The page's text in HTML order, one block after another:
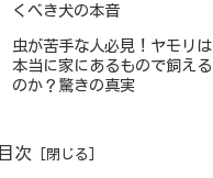
くべき犬の本音
虫が苦手な人必見！ヤモリは
本当に家にあるもので飼える
のか？驚きの真実
目次